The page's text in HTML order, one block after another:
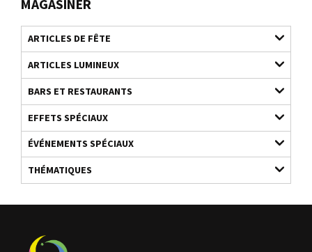
MAGASINER
ARTICLES DE FÊTE
ARTICLES LUMINEUX
BARS ET RESTAURANTS
EFFETS SPÉCIAUX
ÉVÉNEMENTS SPÉCIAUX
THÉMATIQUES